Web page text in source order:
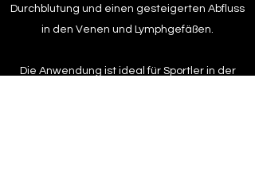
Durchblutung und einen gesteigerten Abfluss
in den Venen und Lymphgefäßen.
Die Anwendung ist ideal für Sportler in der